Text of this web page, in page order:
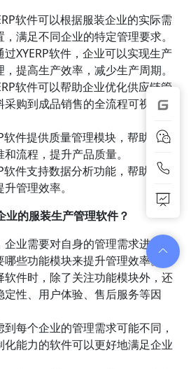
软件可以根据服装企业的实际需
满足不同企业的特定管理要求。
过XYERP软件，企业可以实现生产
提高生产效率，减少生产周期。
软件可以帮助企业优化供应链管
购到成品销售的全流程可视化管
软件提供质量管理模块，帮助企业
流程，提升产品质量。
软件支持数据分析功能，帮助企业
管理效率。
业的服装生产管理软件？
企业需要对自身的管理需求进行充
些功能模块来提升管理效率。
软件时，除了关注功能模块外，还
定性、用户体验、售后服务等因
到每个企业的管理需求可能不同，
化能力的软件可以更好地满足企业